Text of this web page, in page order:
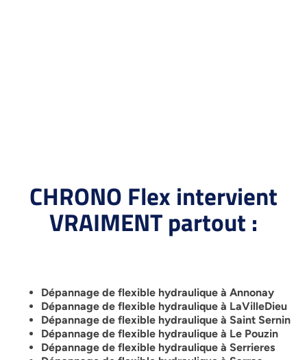
CHRONO Flex intervient
VRAIMENT partout :
Dépannage de flexible hydraulique à Annonay
Dépannage de flexible hydraulique à LaVilleDieu
Dépannage de flexible hydraulique à Saint Sernin
Dépannage de flexible hydraulique à Le Pouzin
Dépannage de flexible hydraulique à Serrieres